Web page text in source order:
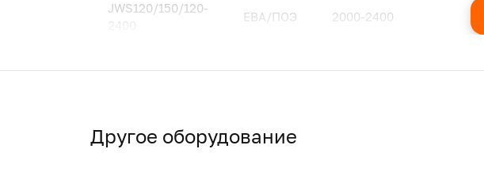
JWS120/150/120-
ЕВА/ПОЭ 2000-2400
JWS180-2400 ЕВА/ПОЭ 2000-2400
Другое оборудование